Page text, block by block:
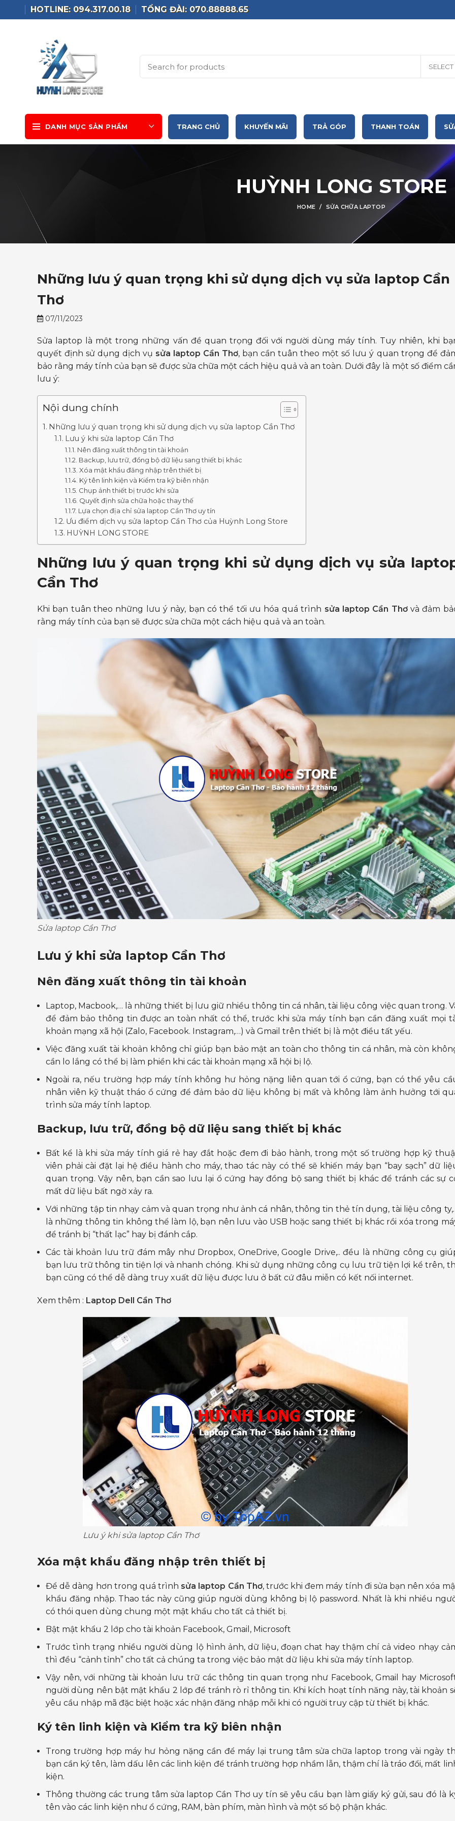
HOTLINE: 094.317.00.18 TỔNG ĐÀI: 070.88888.65
DANH MỤC SẢN PHẨM TRANG CHỦ KHUYẾN MÃI TRẢ GÓP THANH TOÁN
HUỲNH LONG STORE
HOME SỬA CHỮA LAPTOP
Những lưu ý quan trọng khi sử dụng dịch vụ sửa laptop Cần
Thơ
07/11/2023
Sửa laptop là một trong những vấn đề quan trọng đối với người dùng máy tính. Tuy nhiên, khi
quyết định sử dụng dịch vụ sửa laptop Cần Thơ, bạn cần tuân theo một số lưu ý quan trọng để
bảo rằng máy tính của bạn sẽ được sửa chữa một cách hiệu quả và an toàn. Dưới đây là một số điểm
lưu ý:
Nội dung chính
Những lưu ý quan trọng khi sử dụng dịch vụ sửa laptop Cần Thơ
Lưu ý khi sửa laptop Cần Thơ
Nên đăng xuất thông tin tài khoản
Backup, lưu trữ, đồng bộ dữ liệu sang thiết bị khác
Xóa mật khẩu đăng nhập trên thiết bị
Ký tên linh kiện và Kiểm tra kỹ biên nhận
Chụp ảnh thiết bị trước khi sửa
Quyết định sửa chữa hoặc thay thế
Lựa chọn địa chỉ sửa laptop Cần Thơ uy tín
Ưu điểm dịch vụ sửa laptop Cần Thơ của Huỳnh Long Store
HUỲNH LONG STORE
Những lưu ý quan trọng khi sử dụng dịch vụ sửa
Cần Thơ
Khi bạn tuân theo những lưu ý này, bạn có thể tối ưu hóa quá trình sửa laptop Cần Thơvà đảm
rằng máy tính của bạn sẽ được sửa chữa một cách hiệu quả và an toàn.
Sửa laptop Cần Thơ
Lưu ý khi sửa laptop Cần Thơ
Nên đăng xuất thông tin tài khoản
Laptop, Macbook,… là những thiết bị lưu giữ nhiều thông tin cá nhân, tài liệu công việc quan trong.
để đảm bảo thông tin được an toàn nhất có thể, trước khi sửa máy tính bạn cần đăng xuất mọi
khoản mạng xã hội (Zalo, Facebook. Instagram,…) và Gmail trên thiết bị là một điều tất yếu.
Việc đăng xuất tài khoản không chỉ giúp bạn bảo mật an toàn cho thông tin cá nhân, mà còn
cần lo lắng có thể bị làm phiền khi các tài khoản mạng xã hội bị lộ.
Ngoài ra, nếu trường hợp máy tính không hư hỏng nặng liên quan tới ổ cứng, bạn có thể yêu
nhân viên kỹ thuật tháo ổ cứng để đảm bảo dữ liệu không bị mất và không làm ảnh hưởng tới
trình sửa máy tính laptop.
Backup, lưu trữ, đồng bộ dữ liệu sang thiết bị khác
Bất kể là khi sửa máy tính giá rẻ hay đắt hoặc đem đi bảo hành, trong một số trường hợp kỹ
viên phải cài đặt lại hệ điều hành cho máy, thao tác này có thể sẽ khiến máy bạn “bay sạch” dữ
quan trọng. Vậy nên, bạn cần sao lưu lại ổ cứng hay đồng bộ sang thiết bị khác để tránh các sự
mất dữ liệu bất ngờ xảy ra.
Với những tập tin nhạy cảm và quan trọng như ảnh cá nhân, thông tin thẻ tín dụng, tài liệu công
là những thông tin không thể làm lộ, bạn nên lưu vào USB hoặc sang thiết bị khác rồi xóa trong
để tránh bị “thất lạc” hay bị đánh cắp.
Các tài khoản lưu trữ đám mây như Dropbox, OneDrive, Google Drive,.. đều là những công cụ
bạn lưu trữ thông tin tiện lợi và nhanh chóng. Khi sử dụng những công cụ lưu trữ tiện lợi kể trên,
bạn cũng có thể dễ dàng truy xuất dữ liệu được lưu ở bất cứ đâu miễn có kết nối internet.
Xem thêm : Laptop Dell Cần Thơ
Lưu ý khi sửa laptop Cần Thơ
Xóa mật khẩu đăng nhập trên thiết bị
Để dễ dàng hơn trong quá trình sửa laptop Cần Thơ, trước khi đem máy tính đi sửa bạn nên xóa
khẩu đăng nhập. Thao tác này cũng giúp người dùng không bị lộ password. Nhất là khi nhiều
có thói quen dùng chung một mật khẩu cho tất cả thiết bị.
Bật mật khẩu 2 lớp cho tài khoản Facebook, Gmail, Microsoft
Trước tình trạng nhiều người dùng lộ hình ảnh, dữ liệu, đoạn chat hay thậm chí cả video nhạy
thì đều “cảnh tỉnh” cho tất cả chúng ta trong việc bảo mật dữ liệu khi sửa máy tính laptop.
Vậy nên, với những tài khoản lưu trữ các thông tin quan trọng như Facebook, Gmail hay
người dùng nên bật mật khẩu 2 lớp để tránh rò rỉ thông tin. Khi kích hoạt tính năng này, tài khoản
yêu cầu nhập mã đặc biệt hoặc xác nhận đăng nhập mỗi khi có người truy cập từ thiết bị khác.
Ký tên linh kiện và Kiểm tra kỹ biên nhận
Trong trường hợp máy hư hỏng nặng cần để máy lại trung tâm sửa chữa laptop trong vài ngày
bạn cần ký tên, làm dấu lên các linh kiện để tránh trường hợp nhầm lẫn, thậm chí là tráo đổi, mất
kiện.
Thông thường các trung tâm sửa laptop Cần Thơ uy tín sẽ yêu cầu bạn làm giấy ký gửi, sau đó là
tên vào các linh kiện như ổ cứng, RAM, bàn phím, màn hình và một số bộ phận khác.